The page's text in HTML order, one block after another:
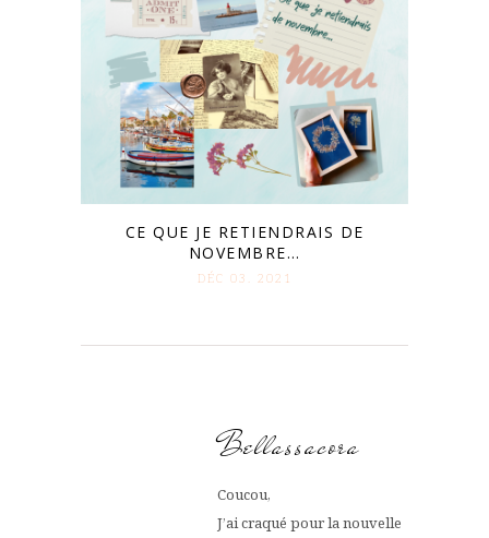
CE QUE JE RETIENDRAIS DE
NOVEMBRE…
DÉC 03. 2021
Bellassacora
Coucou,
J’ai craqué pour la nouvelle